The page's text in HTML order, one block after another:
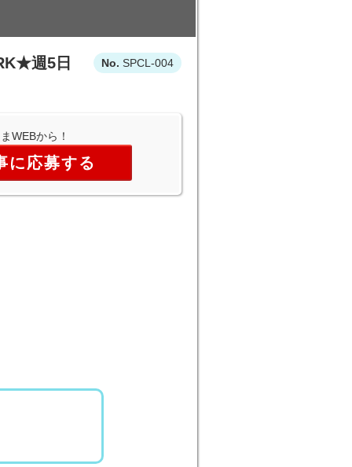
SPCL-004
週5日
WEBから！
に応募する